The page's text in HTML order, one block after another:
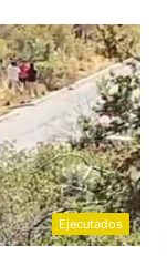
Ejecutados